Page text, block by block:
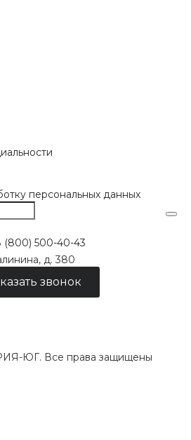
персональных данных
(800) 500-40-43
д. 380
звонок
ЮГ. Все права защищены